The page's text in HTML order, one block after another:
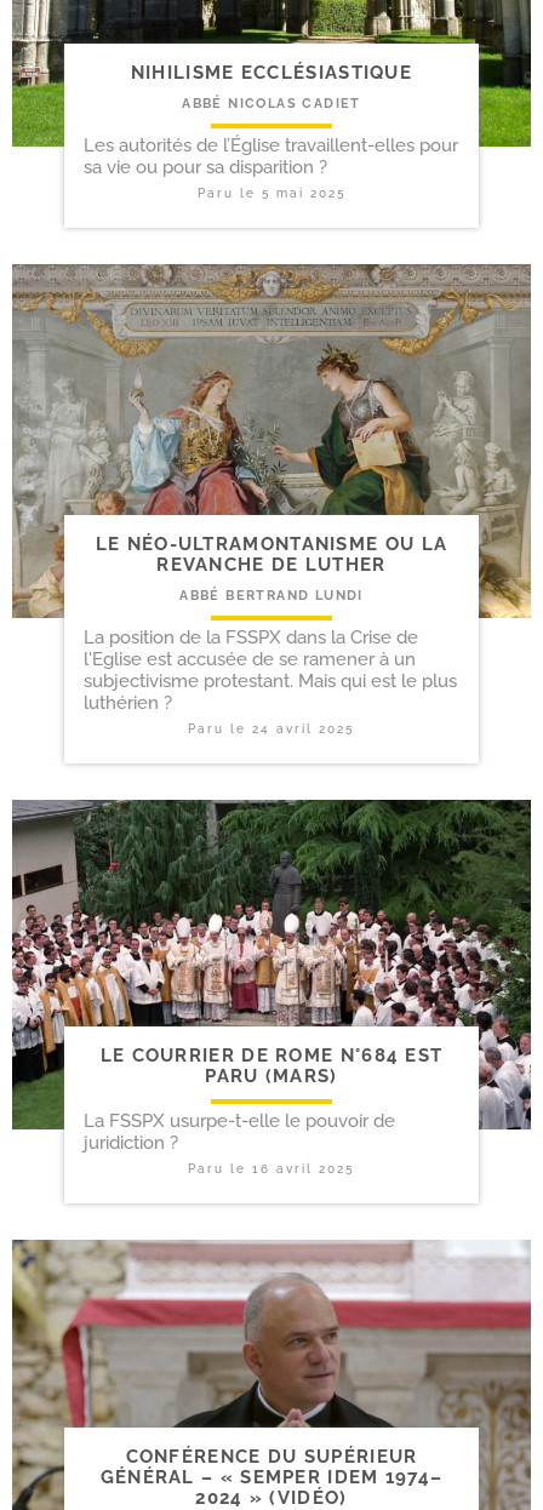
NIHILISME ECCLÉSIASTIQUE
ABBÉ NICOLAS CADIET
Les autorités de l’Église travaillent-elles pour
sa vie ou pour sa disparition ?
Paru le 5 mai 2025
LE NÉO-​ULTRAMONTANISME OU LA
REVANCHE DE LUTHER
ABBÉ BERTRAND LUNDI
La position de la FSSPX dans la Crise de
l'Eglise est accusée de se ramener à un
subjectivisme protestant. Mais qui est le plus
luthérien ?
Paru le24 avril 2025
LE COURRIER DE ROME N°684 EST
PARU (MARS)
La FSSPX usurpe-t-elle le pouvoir de
juridiction ?
Paru le16 avril 2025
CONFÉRENCE DU SUPÉRIEUR
GÉNÉRAL – « SEMPER IDEM 1974–
2024 » (VIDÉO)